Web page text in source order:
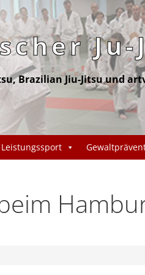
Brazilian Jiu-Jitsu und
Leistungssport